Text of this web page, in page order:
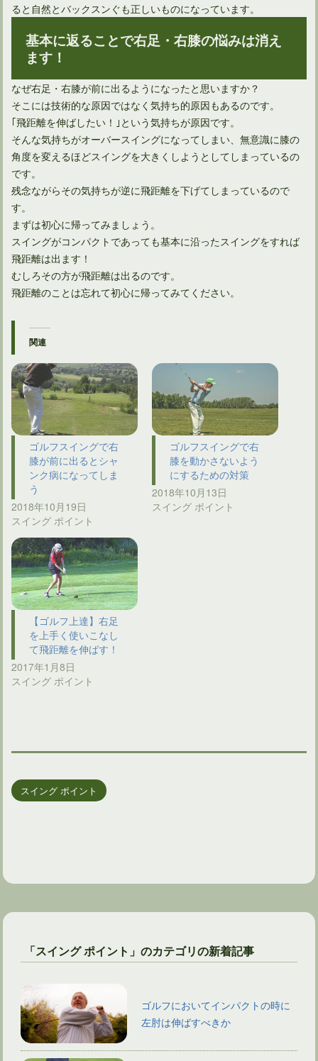
ると自然とバックスンぐも正しいものになっています。
基本に返ることで右足・右膝の悩みは消え
ます！
なぜ右足・右膝が前に出るようになったと思いますか？
そこには技術的な原因ではなく気持ち的原因もあるのです。
｢飛距離を伸ばしたい！｣という気持ちが原因です。
そんな気持ちがオーバースイングになってしまい、無意識に膝の
角度を変えるほどスイングを大きくしようとしてしまっているの
です。
残念ながらその気持ちが逆に飛距離を下げてしまっているので
す。
まずは初心に帰ってみましょう。
スイングがコンパクトであっても基本に沿ったスイングをすれば
飛距離は出ます！
むしろその方が飛距離は出るのです。
飛距離のことは忘れて初心に帰ってみてください。
関連
ゴルフスイングで右
膝が前に出るとシャ
ンク病になってしま
う
2018年10月19日
スイング ポイント
ゴルフスイングで右
膝を動かさないよう
にするための対策
2018年10月13日
スイング ポイント
【ゴルフ上達】右足
を上手く使いこなし
て飛距離を伸ばす！
2017年1月8日
スイング ポイント
スイング ポイント
「スイング ポイント」のカテゴリの新着記事
ゴルフにおいてインパクトの時に
左肘は伸ばすべきか